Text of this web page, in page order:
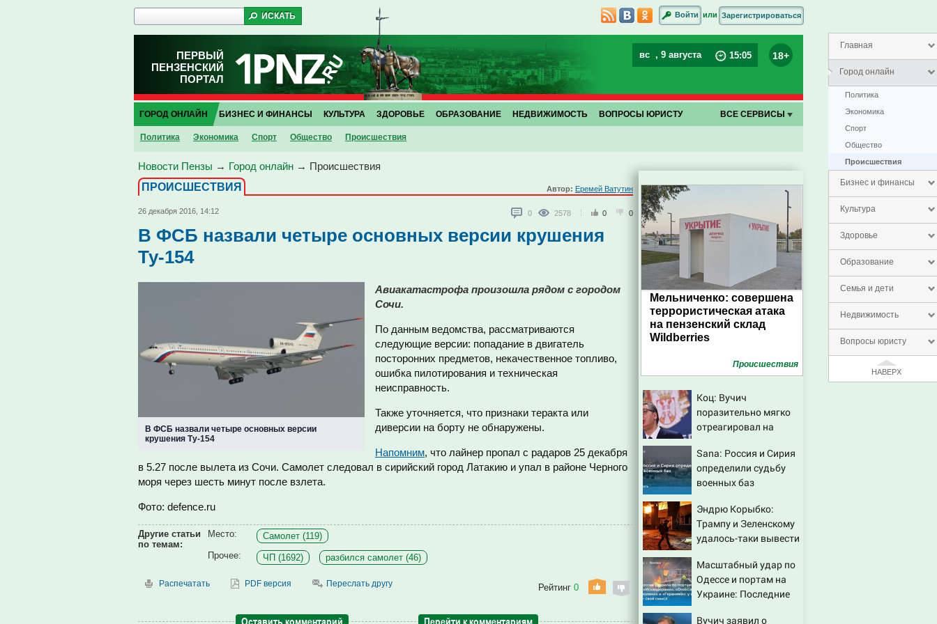
Главная
Город онлайн
Политика
Экономика
Спорт
Общество
Проиcшествия
Бизнес и финансы
Культура
Здоровье
Образование
Семья и дети
Недвижимость
Вопросы юристу
НАВЕРХ
Войти или Зарегистрироваться
ПЕРВЫЙ
ПЕНЗЕНСКИЙ
ПОРТАЛ
вс , 9 августа 15:05 18+
ГОРОД ОНЛАЙН
Политика Экономика Спорт Общество Проиcшествия
БИЗНЕС И ФИНАНСЫ КУЛЬТУРА ЗДОРОВЬЕ ОБРАЗОВАНИЕ НЕДВИЖИМОСТЬ ВОПРОСЫ ЮРИСТУ ВСЕ СЕРВИСЫ
Новости Пензы → Город онлайн → Проиcшествия
ПРОИCШЕСТВИЯ
Автор: Еремей Ватутин
26 декабря 2016, 14:12 0 2578 0 0
В ФСБ назвали четыре основных версии крушения
Ту-154
В ФСБ назвали четыре основных версии
крушения Ту-154
Авиакатастрофа произошла рядом с городом
Сочи.
По данным ведомства, рассматриваются
следующие версии: попадание в двигатель
посторонних предметов, некачественное топливо,
ошибка пилотирования и техническая
неисправность.
Также уточняется, что признаки теракта или
диверсии на борту не обнаружены.
Напомним, что лайнер пропал с радаров 25 декабря
в 5.27 после вылета из Сочи. Самолет следовал в сирийский город Латакию и упал в районе Черного
моря через шесть минут после взлета.
Фото: defence.ru
Другие статьи
по темам:
Место:
Самолет (119)
Прочее:
ЧП (1692) разбился самолет (46)
Распечатать PDF версия Переслать другу Рейтинг 0
Оставить комментарий Перейти к комментариям
Мельниченко: совершена
террористическая атака
на пензенский склад
Wildberries
Проиcшествия
Коц: Вучич
поразительно мягко
отреагировал на
русских
Sana: Россия и Сирия
определили судьбу
военных баз
Эндрю Корыбко:
Трампу и Зеленскому
удалось-таки вывести
хотелось бы большего
Масштабный удар по
Одессе и портам на
Украине: Последние
Вучич заявил о